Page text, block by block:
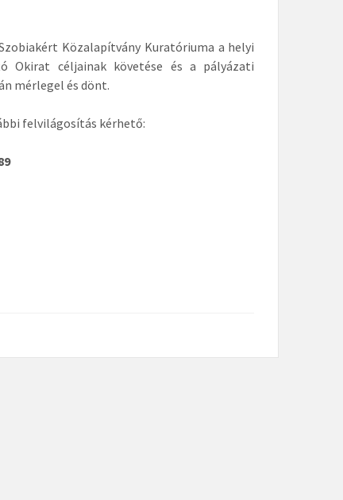
Közalapítvány Kuratóriuma a helyi
Okirat céljainak követése és a pályázati
mérlegel és dönt.
felvilágosítás kérhető: